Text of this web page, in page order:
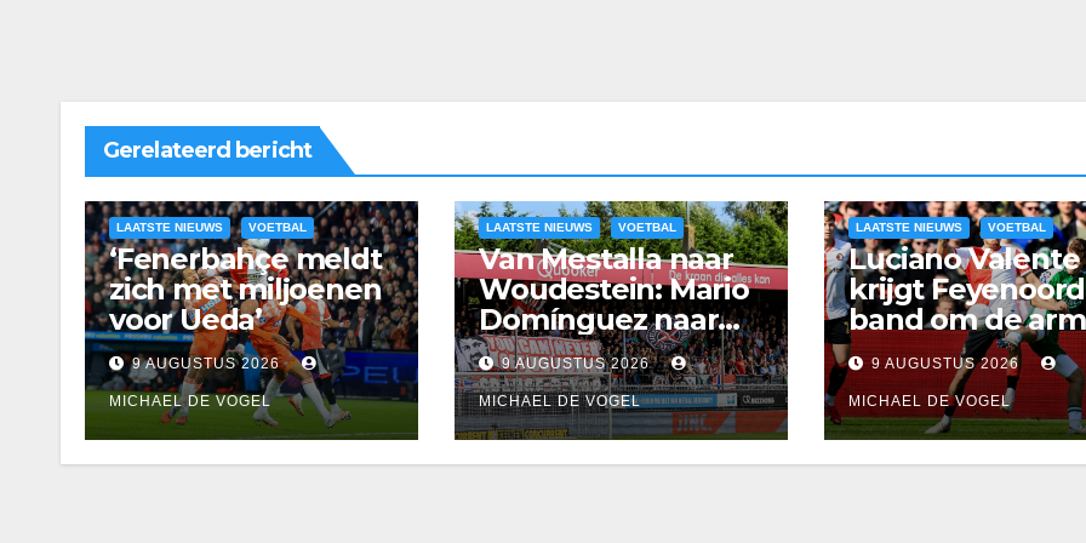
Gerelateerd bericht
LAATSTE NIEUWS VOETBAL
‘Fenerbahçe meldt
zich met miljoenen
voor Ueda’
9 AUGUSTUS 2026
MICHAEL DE VOGEL
LAATSTE NIEUWS VOETBAL
Van Mestalla naar
Woudestein: Mario
Domínguez naar
Excelsior
9 AUGUSTUS 2026
MICHAEL DE VOGEL
LAATSTE NIEUWS VOETBAL
Luciano Valente
krijgt
band om de arm
9 AUGUSTUS 2026
MICHAEL DE VOGEL